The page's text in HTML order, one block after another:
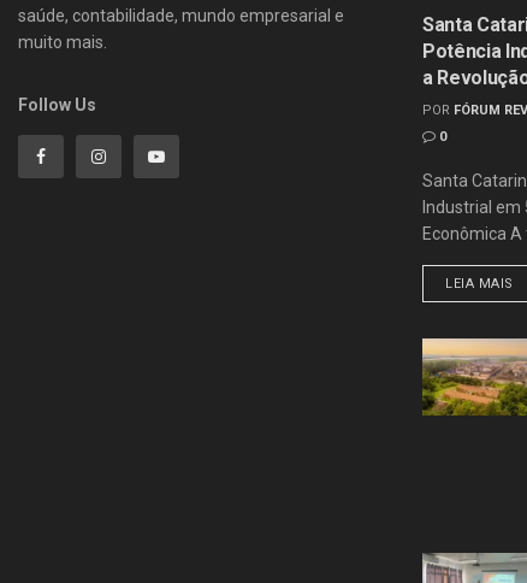
saúde, contabilidade, mundo empresarial e
muito mais.
Follow Us
Santa
Potência
a
POR FÓRUM
0
Santa
Industrial em
Econômica A
LEIA MAIS